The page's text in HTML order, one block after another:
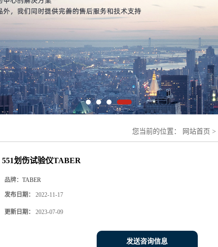
您当前的位置： 网站首页 >
551划伤试验仪TABER
品牌： TABER
发布日期： 2022-11-17
更新日期： 2023-07-09
发送咨询信息